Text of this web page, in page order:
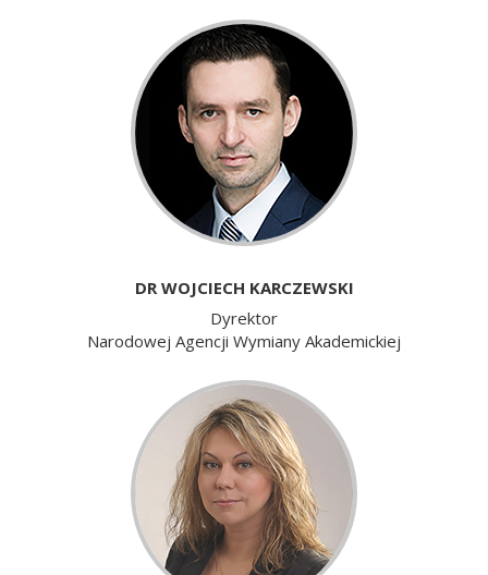
DR WOJCIECH KARCZEWSKI
Dyrektor
Narodowej Agencji Wymiany Akademickiej